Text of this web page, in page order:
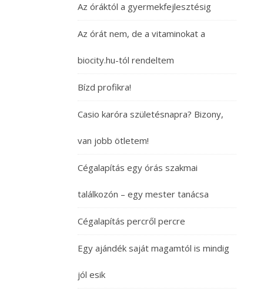
Az óráktól a gyermekfejlesztésig
Az órát nem, de a vitaminokat a
biocity.hu-tól rendeltem
Bízd profikra!
Casio karóra születésnapra? Bizony,
van jobb ötletem!
Cégalapítás egy órás szakmai
találkozón – egy mester tanácsa
Cégalapítás percről percre
Egy ajándék saját magamtól is mindig
jól esik